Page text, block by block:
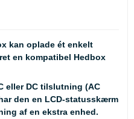
kan oplade ét enkelt
en kompatibel Hedbox
eller DC tilslutning (AC
den en LCD-statusskærm
af en ekstra enhed.